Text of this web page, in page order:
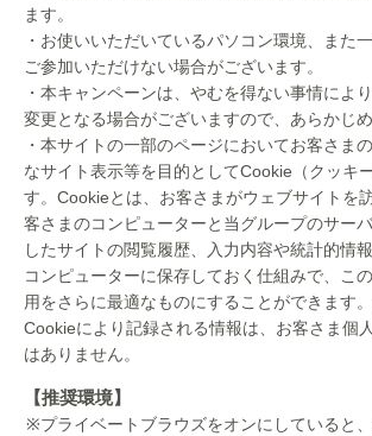
ます。
・お使いいただいているパソコン環境、また
ご参加いただけない場合がございます。
・本キャンペーンは、やむを得ない事情によ
変更となる場合がございますので、あらかじ
・本サイトの一部のページにおいてお客さま
なサイト表示等を目的としてCookie（クッキ
す。Cookieとは、お客さまがウェブサイトを
客さまのコンピューターと当グループのサー
したサイトの閲覧履歴、入力内容や統計的情
コンピューターに保存しておく仕組みで、こ
用をさらに最適なものにすることができます
Cookieにより記録される情報は、お客さま個
はありません。
【推奨環境】
プライベートブラウズをオンにしていると